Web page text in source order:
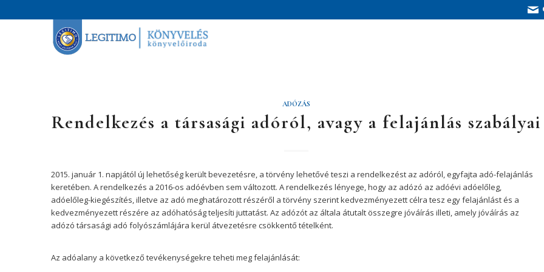
ADÓZÁS
Rendelkezés a társasági adóról, avagy a felajánlás szabályai
2015. január 1. napjától új lehetőség került bevezetésre, a törvény lehetővé teszi a rendelkezést az adóról, egyfajta adó-felajánlás
keretében. A rendelkezés a 2016-os adóévben sem változott. A rendelkezés lényege, hogy az adózó az adóévi adóelőleg,
adóelőleg-kiegészítés, illetve az adó meghatározott részéről a törvény szerint kedvezményezett célra tesz egy felajánlást és a
kedvezményezett részére az adóhatóság teljesíti juttatást. Az adózót az általa átutalt összegre jóváírás illeti, amely jóváírás az
adózó társasági adó folyószámlájára kerül átvezetésre csökkentő tételként.
Az adóalany a következő tevékenységekre teheti meg felajánlását: